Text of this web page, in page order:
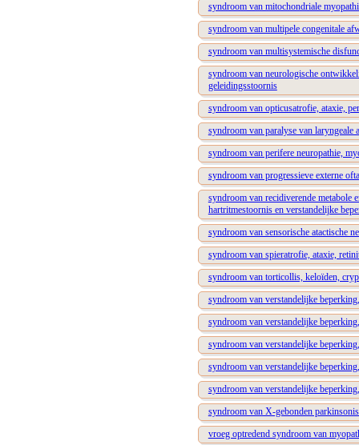
syndroom van mitochondriale
syndroom van multipele congenitale
syndroom van multisystemische
syndroom van neurologische
geleidingsstoornis
syndroom van opticusatrofie, ataxie,
syndroom van paralyse van laryngeale
syndroom van perifere neuropathie,
syndroom van progressieve externe
syndroom van recidiverende metabole
hartritmestoornis en verstandelijke
syndroom van sensorische atactische
syndroom van spieratrofie, ataxie,
syndroom van torticollis, keloïden,
syndroom van verstandelijke
syndroom van verstandelijke
syndroom van verstandelijke
syndroom van verstandelijke
syndroom van verstandelijke
syndroom van X-gebonden
vroeg optredend syndroom van